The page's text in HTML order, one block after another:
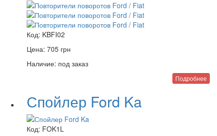
Код: KBFI02
Цена: 705 грн
Наличие: под заказ
Подробнее
Спойлер Ford Ka
Код: FOK1L